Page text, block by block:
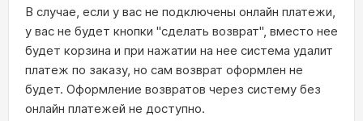
В случае, если у вас не подключены онлайн платежи,
у вас не будет кнопки "сделать возврат", вместо нее
будет корзина и при нажатии на нее система удалит
платеж по заказу, но сам возврат оформлен не
будет. Оформление возвратов через систему без
онлайн платежей не доступно.